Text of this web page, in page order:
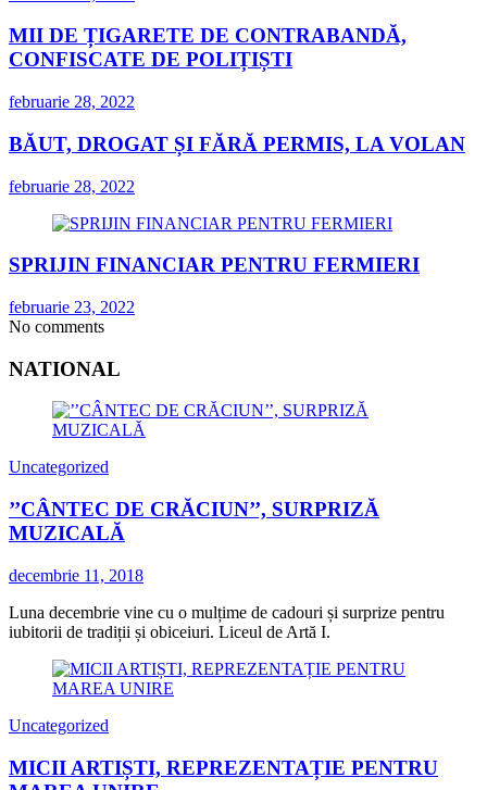
MII DE ȚIGARETE DE CONTRABANDĂ,
CONFISCATE DE POLIȚIȘTI
februarie 28, 2022
BĂUT, DROGAT ȘI FĂRĂ PERMIS, LA VOLAN
februarie 28, 2022
SPRIJIN FINANCIAR PENTRU FERMIERI
februarie 23, 2022
No comments
NATIONAL
Uncategorized
’’CÂNTEC DE CRĂCIUN’’, SURPRIZĂ
MUZICALĂ
decembrie 11, 2018
Luna decembrie vine cu o mulțime de cadouri și surprize pentru
iubitorii de tradiții și obiceiuri. Liceul de Artă I.
Uncategorized
MICII ARTIȘTI, REPREZENTAȚIE PENTRU